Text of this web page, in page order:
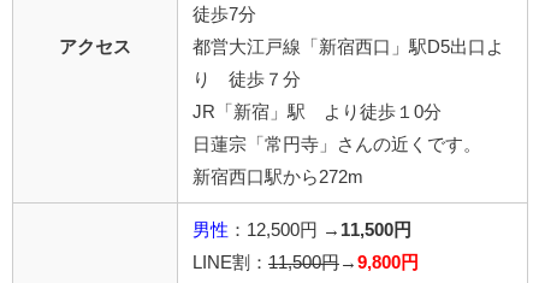
アクセス
徒歩7分
都営大江戸線「新宿西口」駅D5出口よ
り 徒歩７分
JR「新宿」駅 より徒歩１0分
日蓮宗「常円寺」さんの近くです。
新宿西口駅から272m
男性 ：12,500円 → 11,500円
LINE割： 11,500円 → 9,800円